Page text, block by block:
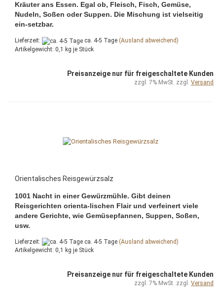
Kräuter ans Essen. Egal ob, Fleisch, Fisch, Gemüse,
Nudeln, Soßen oder Suppen. Die Mischung ist vielseitig
ein-setzbar.
Lieferzeit: ca. 4-5 Tage (Ausland abweichend)
Artikelgewicht: 0,1 kg je Stück
Preisanzeige nur für freigeschaltete Kunden
zzgl. 7% MwSt. zzgl. Versand
Orientalisches Reisgewürzsalz
1001 Nacht in einer Gewürzmühle. Gibt deinen
Reisgerichten orienta-lischen Flair und verfeinert viele
andere Gerichte, wie Gemüsepfannen, Suppen, Soßen,
usw.
Lieferzeit: ca. 4-5 Tage (Ausland abweichend)
Artikelgewicht: 0,1 kg je Stück
Preisanzeige nur für freigeschaltete Kunden
zzgl. 7% MwSt. zzgl. Versand